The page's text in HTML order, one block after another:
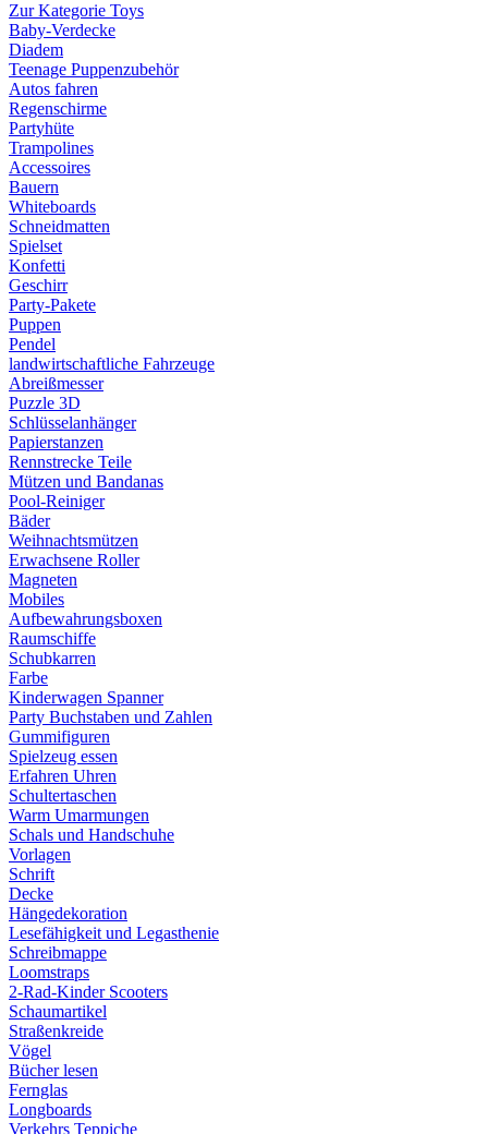
Zur Kategorie Toys
Baby-Verdecke
Diadem
Teenage Puppenzubehör
Autos fahren
Regenschirme
Partyhüte
Trampolines
Accessoires
Bauern
Whiteboards
Schneidmatten
Spielset
Konfetti
Geschirr
Party-Pakete
Puppen
Pendel
landwirtschaftliche Fahrzeuge
Abreißmesser
Puzzle 3D
Schlüsselanhänger
Papierstanzen
Rennstrecke Teile
Mützen und Bandanas
Pool-Reiniger
Bäder
Weihnachtsmützen
Erwachsene Roller
Magneten
Mobiles
Aufbewahrungsboxen
Raumschiffe
Schubkarren
Farbe
Kinderwagen Spanner
Party Buchstaben und Zahlen
Gummifiguren
Spielzeug essen
Erfahren Uhren
Schultertaschen
Warm Umarmungen
Schals und Handschuhe
Vorlagen
Schrift
Decke
Hängedekoration
Lesefähigkeit und Legasthenie
Schreibmappe
Loomstraps
2-Rad-Kinder Scooters
Schaumartikel
Straßenkreide
Vögel
Bücher lesen
Fernglas
Longboards
Verkehrs Teppiche